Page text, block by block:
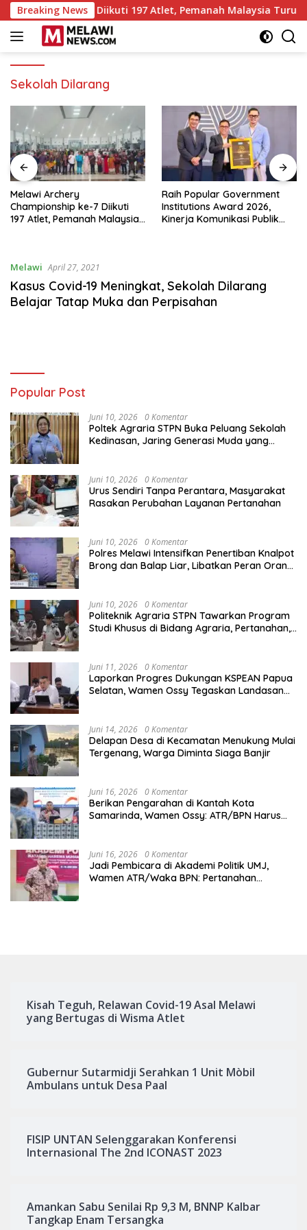
Langsung
ke
konten
Breaking Newske-7 Diikuti 197 Atlet, Pemanah Malaysia Turut
Sekolah Dilarang
Melawi Archery
Championship ke-7 Diikuti
197 Atlet, Pemanah Malaysia
Raih Popular Government
Institutions Award 2026,
Kinerja Komunikasi Publik
Melawi April 27, 2021
Kasus Covid-19 Meningkat, Sekolah Dilarang
Belajar Tatap Muka dan Perpisahan
Popular Post
Juni 10, 2026 0 Komentar
Poltek Agraria STPN Buka Peluang Sekolah
Kedinasan, Jaring Generasi Muda yang
Juni 10, 2026 0 Komentar
Urus Sendiri Tanpa Perantara, Masyarakat
Rasakan Perubahan Layanan Pertanahan
Juni 10, 2026 0 Komentar
Polres Melawi Intensifkan Penertiban Knalpot
Brong dan Balap Liar, Libatkan Peran Orang
Juni 10, 2026 0 Komentar
Politeknik Agraria STPN Tawarkan Program
Studi Khusus di Bidang Agraria, Pertanahan,
Juni 11, 2026 0 Komentar
Laporkan Progres Dukungan KSPEAN Papua
Selatan, Wamen Ossy Tegaskan Landasan
Juni 14, 2026 0 Komentar
Delapan Desa di Kecamatan Menukung Mulai
Tergenang, Warga Diminta Siaga Banjir
Juni 16, 2026 0 Komentar
Berikan Pengarahan di Kantah Kota
Samarinda, Wamen Ossy: ATR/BPN Harus
Juni 16, 2026 0 Komentar
Jadi Pembicara di Akademi Politik UMJ,
Wamen ATR/Waka BPN: Pertanahan
Kisah Teguh, Relawan Covid-19 Asal Melawi
yang Bertugas di Wisma Atlet
Gubernur Sutarmidji Serahkan 1 Unit Mòbil
Ambulans untuk Desa Paal
FISIP UNTAN Selenggarakan Konferensi
Internasional The 2nd ICONAST 2023
Amankan Sabu Senilai Rp 9,3 M, BNNP Kalbar
Tangkap Enam Tersangka